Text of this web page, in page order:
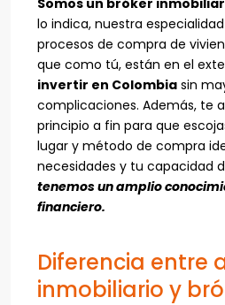
Somos un bróker
lo indica, nuestra
procesos de compra de
que como tú, están en el
invertir en Colombia sin
complicaciones. Además, te
principio a fin para que
lugar y método de compra
necesidades y tu capacidad
tenemos un amplio
financiero.
Diferencia entre
inmobiliario y